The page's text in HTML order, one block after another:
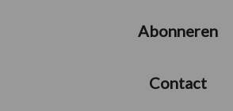
Abonneren
Contact